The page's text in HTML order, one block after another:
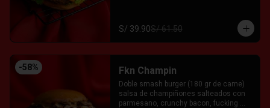
S/ 39.90S/ 61.50
-58% Fkn Champin
Doble smash burger (180 gr de carne)
salsa de champiñones salteados con
parmesano, crunchy bacon, fucking